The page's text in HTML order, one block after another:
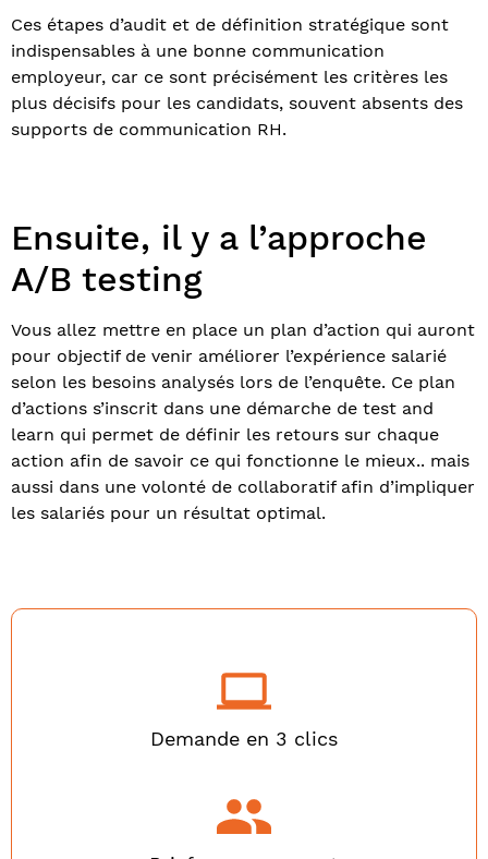
Ces étapes d’audit et de définition stratégique sont
indispensables à une bonne communication
employeur, car ce sont précisément les critères les
plus décisifs pour les candidats, souvent absents des
supports de communication RH.
Ensuite, il y a l’approche
A/B testing
Vous allez mettre en place un plan d’action qui auront
pour objectif de venir améliorer l’expérience salarié
selon les besoins analysés lors de l’enquête. Ce plan
d’actions s’inscrit dans une démarche de test and
learn qui permet de définir les retours sur chaque
action afin de savoir ce qui fonctionne le mieux.. mais
aussi dans une volonté de collaboratif afin d’impliquer
les salariés pour un résultat optimal.
Demande en 3 clics